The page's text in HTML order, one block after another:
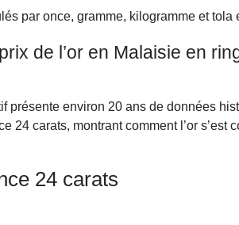
par once, gramme, kilogramme et tola
de l’or en Malaisie en
présente environ 20 ans de données
24 carats, montrant comment l’or
24 carats